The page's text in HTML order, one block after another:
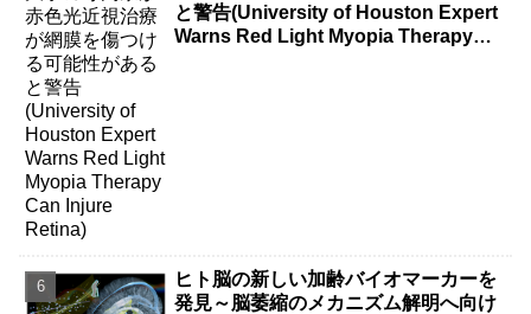
と警告(University of Houston Expert
Warns Red Light Myopia Therapy
ヒト脳の新しい加齢バイオマーカーを
発見～脳萎縮のメカニズム解明へ向け